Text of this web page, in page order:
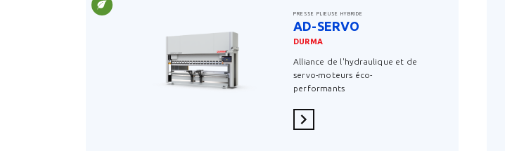
PRESSE PLIEUSE HYBRIDE
AD-SERVO
DURMA
Alliance de l'hydraulique et de
servo-moteurs éco-
performants
En savoir plus